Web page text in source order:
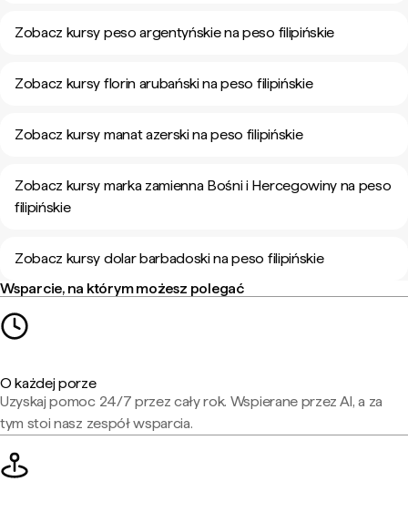
Zobacz kursy peso argentyńskie na peso filipińskie
Zobacz kursy florin arubański na peso filipińskie
Zobacz kursy manat azerski na peso filipińskie
Zobacz kursy marka zamienna Bośni i Hercegowiny na peso
filipińskie
Zobacz kursy dolar barbadoski na peso filipińskie
Wsparcie, na którym możesz polegać
O każdej porze
Uzyskaj pomoc 24/7 przez cały rok. Wspierane przez AI, a za
tym stoi nasz zespół wsparcia.